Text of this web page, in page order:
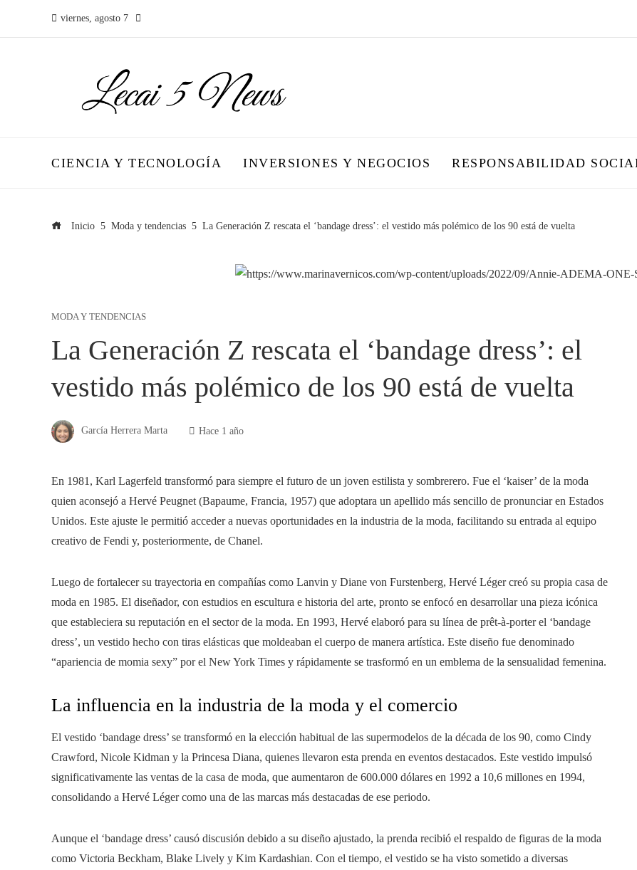
viernes, agosto 7
CIENCIA Y TECNOLOGÍA INVERSIONES Y NEGOCIOS RESPONSABILIDAD
Inicio Moda y tendencias La Generación Z rescata el ‘bandage dress’: el vestido más polémico de los 90 está de vuelta
MODA Y TENDENCIAS
La Generación Z rescata el ‘bandage dress’: el
vestido más polémico de los 90 está de vuelta
García Herrera Marta Hace 1 año
En 1981, Karl Lagerfeld transformó para siempre el futuro de un joven estilista y sombrerero. Fue el ‘kaiser’ de la moda
quien aconsejó a Hervé Peugnet (Bapaume, Francia, 1957) que adoptara un apellido más sencillo de pronunciar en Estados
Unidos. Este ajuste le permitió acceder a nuevas oportunidades en la industria de la moda, facilitando su entrada al equipo
creativo de Fendi y, posteriormente, de Chanel.
Luego de fortalecer su trayectoria en compañías como Lanvin y Diane von Furstenberg, Hervé Léger creó su propia casa de
moda en 1985. El diseñador, con estudios en escultura e historia del arte, pronto se enfocó en desarrollar una pieza icónica
que estableciera su reputación en el sector de la moda. En 1993, Hervé elaboró para su línea de prêt-à-porter el ‘bandage
dress’, un vestido hecho con tiras elásticas que moldeaban el cuerpo de manera artística. Este diseño fue denominado
“apariencia de momia sexy” por el New York Times y rápidamente se trasformó en un emblema de la sensualidad femenina.
La influencia en la industria de la moda y el comercio
El vestido ‘bandage dress’ se transformó en la elección habitual de las supermodelos de la década de los 90, como Cindy
Crawford, Nicole Kidman y la Princesa Diana, quienes llevaron esta prenda en eventos destacados. Este vestido impulsó
significativamente las ventas de la casa de moda, que aumentaron de 600.000 dólares en 1992 a 10,6 millones en 1994,
consolidando a Hervé Léger como una de las marcas más destacadas de ese periodo.
Aunque el ‘bandage dress’ causó discusión debido a su diseño ajustado, la prenda recibió el respaldo de figuras de la moda
como Victoria Beckham, Blake Lively y Kim Kardashian. Con el tiempo, el vestido se ha visto sometido a diversas